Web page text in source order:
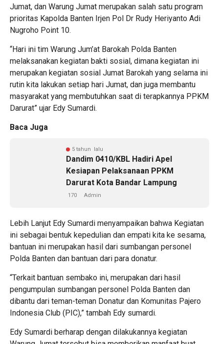
Jumat, dan Warung Jumat merupakan salah satu program
prioritas Kapolda Banten Irjen Pol Dr Rudy Heriyanto Adi
Nugroho Point 10.
“Hari ini tim Warung Jum’at Barokah Polda Banten
melaksanakan kegiatan bakti sosial, dimana kegiatan ini
merupakan kegiatan sosial Jumat Barokah yang selama ini
rutin kita lakukan setiap hari Jumat, dan juga membantu
masyarakat yang membutuhkan saat di terapkannya PPKM
Darurat” ujar Edy Sumardi.
Baca Juga
5 tahun lalu
Dandim 0410/KBL Hadiri Apel
Kesiapan Pelaksanaan PPKM
Darurat Kota Bandar Lampung
170 Admin
Lebih Lanjut Edy Sumardi menyampaikan bahwa Kegiatan
ini sebagai bentuk kepedulian dan empati kita ke sesama,
bantuan ini merupakan hasil dari sumbangan personel
Polda Banten dan bantuan dari para donatur.
“Terkait bantuan sembako ini, merupakan dari hasil
pengumpulan sumbangan personel Polda Banten dan
dibantu dari teman-teman Donatur dan Komunitas Pajero
Indonesia Club (PIC),” tambah Edy sumardi.
Edy Sumardi berharap dengan dilakukannya kegiatan